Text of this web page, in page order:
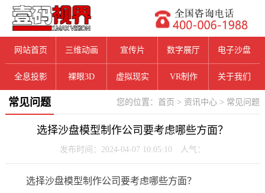
网站首页 三维动画 宣传片 数字展厅 电子沙盘
全息投影 裸眼3D 虚拟现实 VR制作 关于我们
您的位置： 首页 > 资讯中心 > 常见问题
常见问题
选择沙盘模型制作公司要考虑哪些方面？
发布时间：2024-04-07 10:05:10 人气：
选择沙盘模型制作公司要考虑哪些方面？